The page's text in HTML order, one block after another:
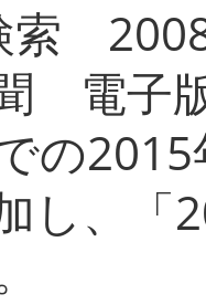
索
電子
の
し、「
し